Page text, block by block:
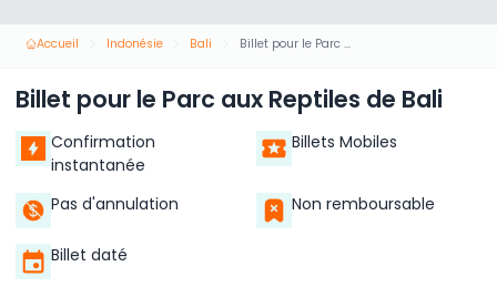
Accueil Indonésie Bali Billet pour le Parc aux Reptiles de Bali
Billet pour le Parc aux Reptiles de Bali
Confirmation
instantanée
Billets Mobiles
Pas d'annulation Non remboursable
Billet daté